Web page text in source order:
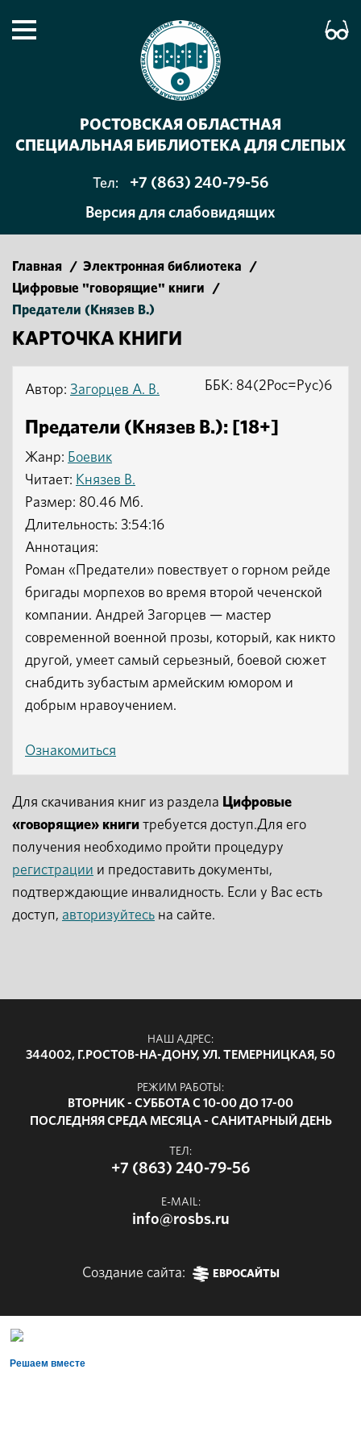
РОСТОВСКАЯ ОБЛАСТНАЯ
СПЕЦИАЛЬНАЯ БИБЛИОТЕКА ДЛЯ СЛЕПЫХ
Тел:
+7 (863) 240-79-56
Версия для слабовидящих
Главная / Электронная библиотека
/
Цифровые "говорящие" книги
/
Предатели (Князев В.)
КАРТОЧКА КНИГИ
Автор: Загорцев А. В.
Предатели (Князев В.): [18+]
Жанр: Боевик
Читает: Князев В.
ББК: 84(2Рос=Рус)6
Размер: 80.46 Мб.
Длительность: 3:54:16
Аннотация:
Роман «Предатели» повествует о горном рейде
бригады морпехов во время второй чеченской
компании. Андрей Загорцев — мастер
современной военной прозы, который, как никто
другой, умеет самый серьезный, боевой сюжет
снабдить зубастым армейским юмором и
добрым нравоучением.
Ознакомиться
Для скачивания книг из раздела Цифровые
«говорящие» книги требуется доступ.Для его
получения необходимо пройти процедуру
регистрации и предоставить документы,
подтверждающие инвалидность. Если у Вас есть
доступ, авторизуйтесь на сайте.
НАШ АДРЕС:
344002, Г.РОСТОВ-НА-ДОНУ, УЛ. ТЕМЕРНИЦКАЯ, 50
РЕЖИМ РАБОТЫ:
ВТОРНИК - СУББОТА С 10-00 ДО 17-00
ПОСЛЕДНЯЯ СРЕДА МЕСЯЦА - САНИТАРНЫЙ ДЕНЬ
ТЕЛ:
+7 (863) 240-79-56
E-MAIL:
info@rosbs.ru
Создание сайта: ЕВРОСАЙТЫ
Решаем вместе